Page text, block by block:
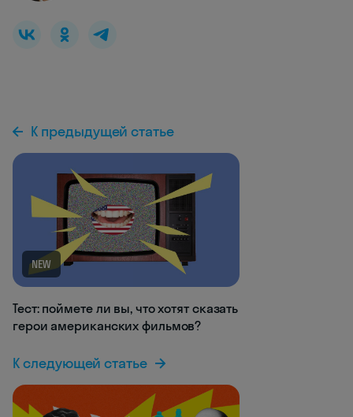
К предыдущей статье
NEW
Тест: поймете ли вы, что хотят сказать
герои американских фильмов?
К следующей статье